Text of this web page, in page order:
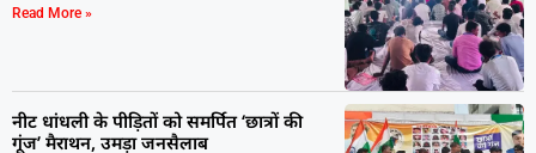
Read More »
नीट धांधली के पीड़ितों को समर्पित ‘छात्रों की
गूंज’ मैराथन, उमड़ा जनसैलाब